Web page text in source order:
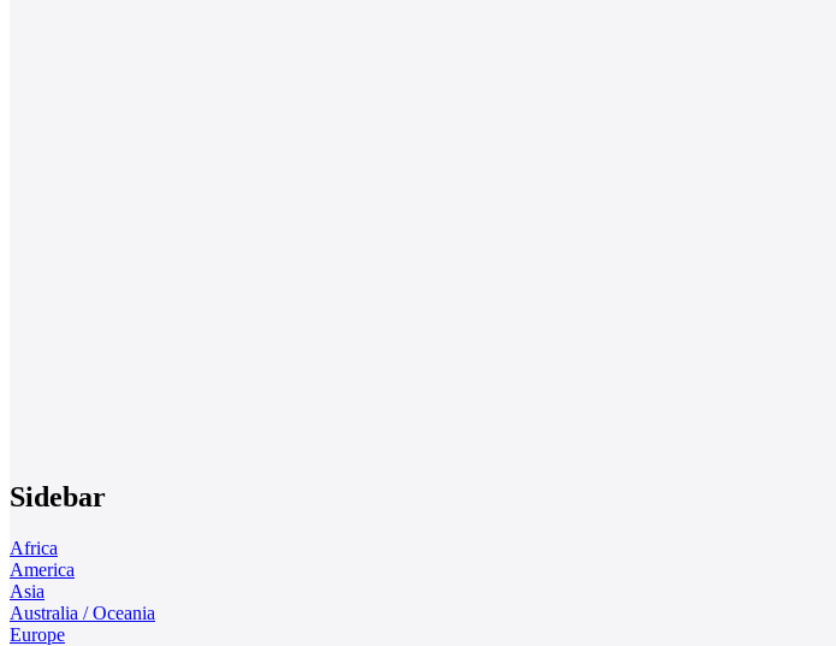
Sidebar
Africa
America
Asia
Australia / Oceania
Europe